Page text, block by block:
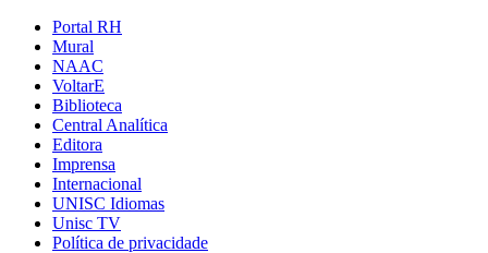
Portal RH
Mural
NAAC
VoltarE
Biblioteca
Central Analítica
Editora
Imprensa
Internacional
UNISC Idiomas
Unisc TV
Política de privacidade